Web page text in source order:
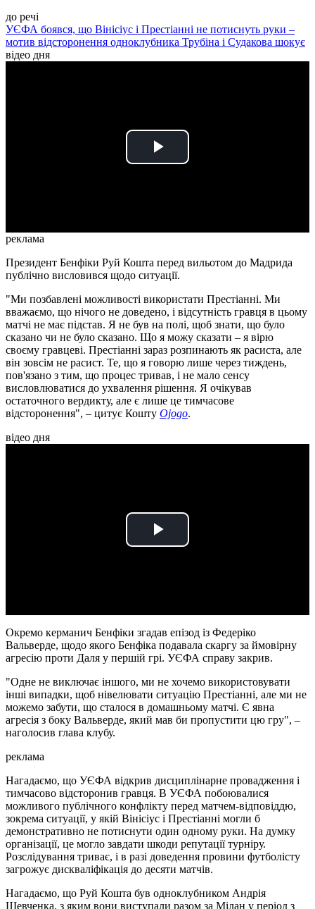
до речі
УЄФА боявся, що Вінісіус і Престіанні не потиснуть руки –
мотив відсторонення одноклубника Трубіна і Судакова шокує
відео дня
Play
реклама
Президент Бенфіки Руй Кошта перед вильотом до Мадрида
публічно висловився щодо ситуації.
"Ми позбавлені можливості використати Престіанні. Ми
вважаємо, що нічого не доведено, і відсутність гравця в цьому
матчі не має підстав. Я не був на полі, щоб знати, що було
сказано чи не було сказано. Що я можу сказати – я вірю
своєму гравцеві. Престіанні зараз розпинають як расиста, але
він зовсім не расист. Те, що я говорю лише через тиждень,
пов'язано з тим, що процес тривав, і не мало сенсу
висловлюватися до ухвалення рішення. Я очікував
остаточного вердикту, але є лише це тимчасове
відсторонення", – цитує Кошту Ojogo.
відео дня
Play
Окремо керманич Бенфіки згадав епізод із Федеріко
Вальверде, щодо якого Бенфіка подавала скаргу за ймовірну
агресію проти Даля у першій грі. УЄФА справу закрив.
"Одне не виключає іншого, ми не хочемо використовувати
інші випадки, щоб нівелювати ситуацію Престіанні, але ми не
можемо забути, що сталося в домашньому матчі. Є явна
агресія з боку Вальверде, який мав би пропустити цю гру", –
наголосив глава клубу.
реклама
Нагадаємо, що УЄФА відкрив дисциплінарне провадження і
тимчасово відсторонив гравця. В УЄФА побоювалися
можливого публічного конфлікту перед матчем-відповіддю,
зокрема ситуації, у якій Вінісіус і Престіанні могли б
демонстративно не потиснути один одному руки. На думку
організації, це могло завдати шкоди репутації турніру.
Розслідування триває, і в разі доведення провини футболісту
загрожує дискваліфікація до десяти матчів.
Нагадаємо, що Руй Кошта був одноклубником Андрія
Шевченка, з яким вони виступали разом за Мілан у період з